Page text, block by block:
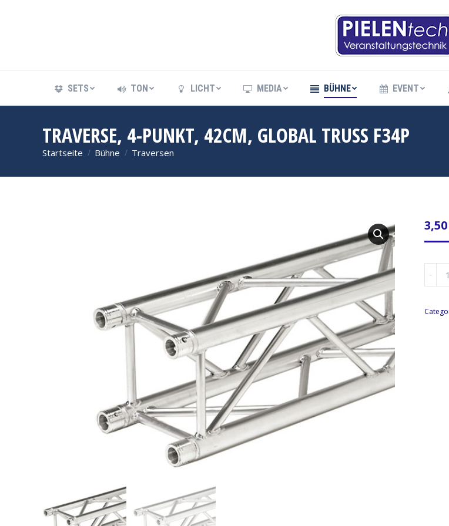
SETS TON LICHT MEDIA BÜHNE EVENT
TRAVERSE, 4-PUNKT, 42CM, GLOBAL TRUSS F34P
Sie befinden sich hier:
Startseite Bühne Traversen
3,50
42cm,
BÜHNE EVENT